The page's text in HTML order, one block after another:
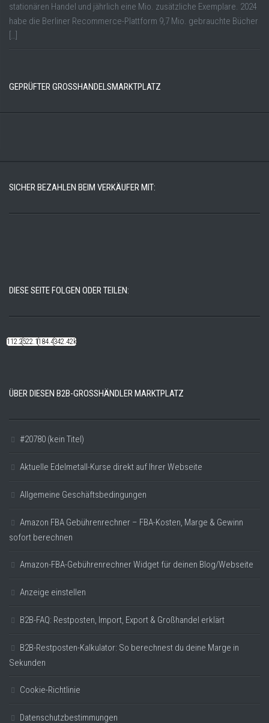
stationären Handel und jährlich eine Mio. zusätzliche Exemplare. 2024
habe die Berliner Recommerce-Plattform 9,7 Mio. gebrauchte Bücher
[…]
GEPRÜFTER GROSSHANDELSMARKTPLATZ
SICHER BEZAHLEN BEIM VERKÄUFER MIT:
DIESE SEITE FOLGEN ODER TEILEN:
112.22k522.14k184.48k342.42k
ÜBER DIESEN B2B-GROSSHÄNDLER MARKTPLATZ
#20780 (kein Titel)
Aktuelle Edelmetall-Kurse direkt auf Ihrer Webseite
Allgemeine Geschäftsbedingungen
Amazon FBA Gebührenrechner – FBA-Kosten, Marge & Gewinn
sofort berechnen
Amazon-FBA-Gebührenrechner Widget für deinen Blog/Webseite
Anzeige einstellen
B2B-FAQ: Restposten, Import, Export & Großhandel erklärt
B2B-Restposten-Kalkulator: So berechnest du deine Marge in
Sekunden
Cookie-Richtlinie
Datenschutzbestimmungen